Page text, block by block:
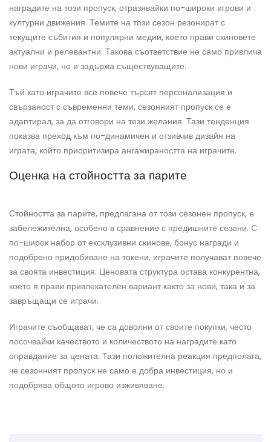
наградите на този пропуск, отразявайки по-широки игрови и
културни движения. Темите на този сезон резонират с
текущите събития и популярни медии, което прави скиновете
актуални и релевантни. Такова съответствие не само привлича
нови играчи, но и задържа съществуващите.
Тъй като играчите все повече търсят персонализация и
свързаност с съвременни теми, сезонният пропуск се е
адаптирал, за да отговори на тези желания. Тази тенденция
показва преход към по-динамичен и отзивчив дизайн на
играта, който приоритизира ангажираността на играчите.
Оценка на стойността за парите
Стойността за парите, предлагана от този сезонен пропуск, е
забележителна, особено в сравнение с предишните сезони. С
по-широк набор от ексклузивни скинове, бонус награди и
подобрено придобиване на токени, играчите получават повече
за своята инвестиция. Ценовата структура остава конкурентна,
което я прави привлекателен вариант както за нови, така и за
завръщащи се играчи.
Играчите съобщават, че са доволни от своите покупки, често
посочвайки качеството и количеството на наградите като
оправдание за цената. Тази положителна реакция предполага,
че сезонният пропуск не само е добра инвестиция, но и
подобрява общото игрово изживяване.